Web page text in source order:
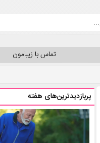
تماس با زیبامون
پربازدیدترین‌های هفته